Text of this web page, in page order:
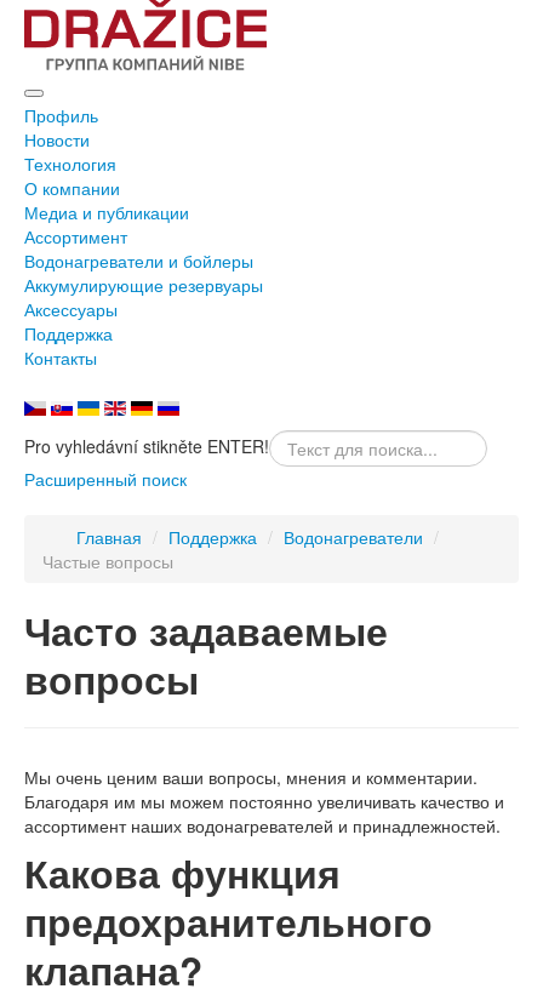
Профиль
Новости
Технология
О компании
Медиа и публикации
Ассортимент
Водонагреватели и бойлеры
Аккумулирующие резервуары
Аксессуары
Поддержка
Контакты
Pro vyhledávní stikněte ENTER!
Расширенный поиск
Главная / Поддержка / Водонагреватели /
Частые вопросы
Часто задаваемые
вопросы
Мы очень ценим ваши вопросы, мнения и комментарии.
Благодаря им мы можем постоянно увеличивать качество и
ассортимент наших водонагревателей и принадлежностей.
Какова функция
предохранительного
клапана?